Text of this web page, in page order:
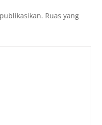
Ruas yang